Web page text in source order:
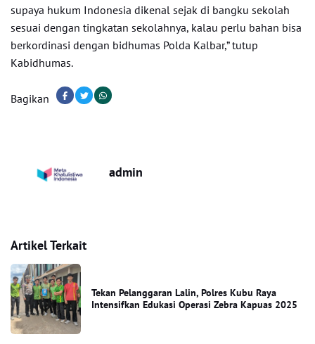
supaya hukum Indonesia dikenal sejak di bangku sekolah
sesuai dengan tingkatan sekolahnya, kalau perlu bahan bisa
berkordinasi dengan bidhumas Polda Kalbar,” tutup
Kabidhumas.
Bagikan
admin
Artikel Terkait
Tekan Pelanggaran Lalin, Polres Kubu Raya
Intensifkan Edukasi Operasi Zebra Kapuas 2025